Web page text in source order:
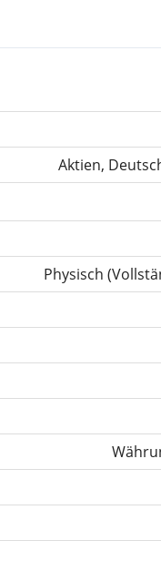
Aktien,
Physisch (